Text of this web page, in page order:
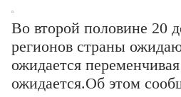
Во второй половине 20
регионов страны
ожидается
ожидается.Об этом